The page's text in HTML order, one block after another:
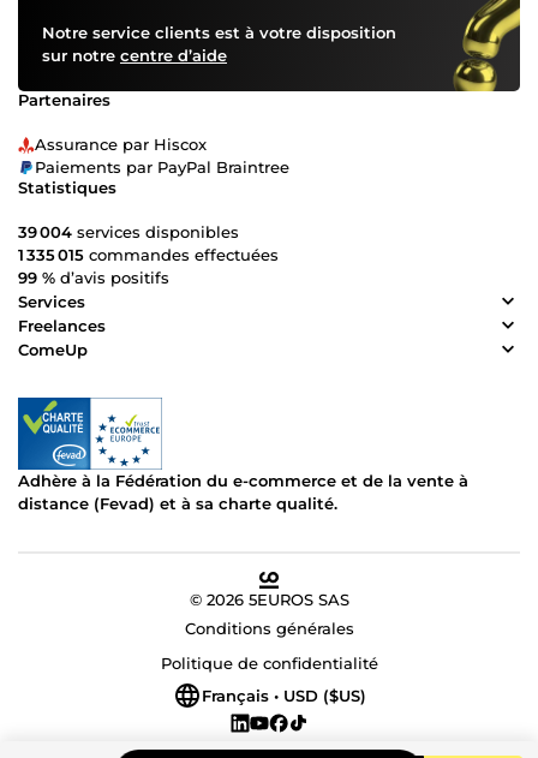
Notre service clients est à votre disposition
sur notre centre d’aide
Partenaires
Assurance par Hiscox
Paiements par PayPal Braintree
Statistiques
39 004 services disponibles
1 335 015 commandes effectuées
99 % d’avis positifs
Services
Freelances
ComeUp
Adhère à la Fédération du e-commerce et de la vente à
distance (Fevad) et à sa charte qualité.
© 2026 5EUROS SAS
Conditions générales
Politique de confidentialité
Français • USD ($US)